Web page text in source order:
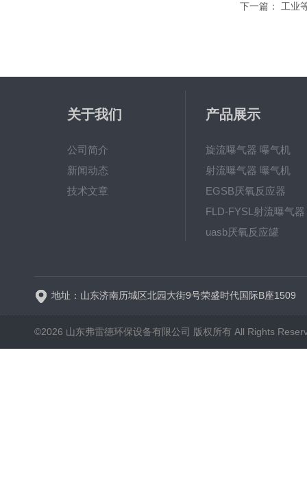
下一篇： 工业
关于我们
公司简介
新闻动态
技术文章
产品展示
旋流曝气器 曝气机
射流曝气器 曝气机
EGSB厌氧反应器
FLD-FYSL射流曝气器
uasb厌氧反应罐
地址：山东济南历城区北园大街9号荣盛时代国际B座1509
©2026 山东弗雷德环保设备有限公司 版权所有 All Rights